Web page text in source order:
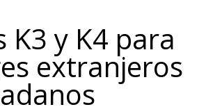
K3 y K4 para
extranjeros